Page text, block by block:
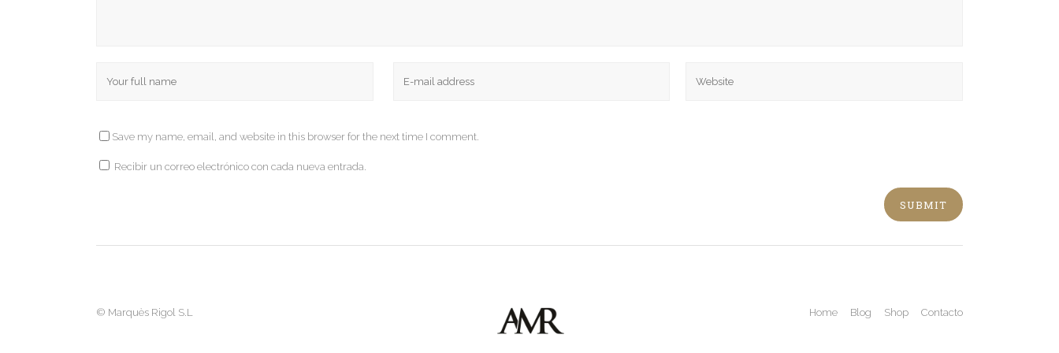
Save my name, email, and website in this browser for the next time I comment.
Recibir un correo electrónico con cada nueva entrada.
© Marquès Rigol S.L Home Blog Shop Contacto